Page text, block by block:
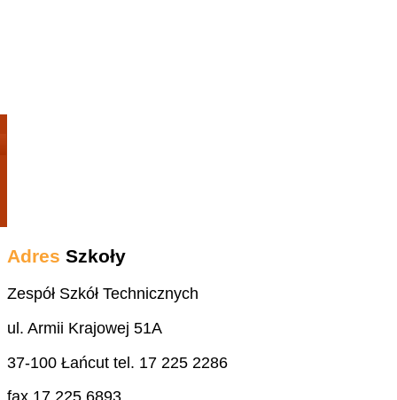
Adres Szkoły
Zespół Szkół Technicznych
ul. Armii Krajowej 51A
37-100 Łańcut tel. 17 225 2286